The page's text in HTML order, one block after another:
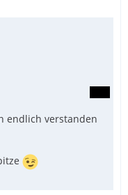
endlich verstanden